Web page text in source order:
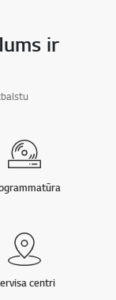
ir
centri